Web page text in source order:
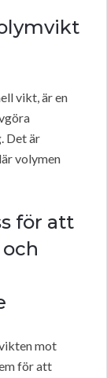
vikt, är en
Det är
volymen
för att
mot
för att